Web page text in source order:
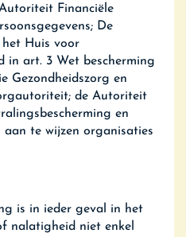
Financiële
De
het Huis voor
in art. 3 Wet bescherming
Gezondheidszorg en
de Autoriteit
en
te wijzen organisaties
is in ieder geval in het
nalatigheid niet enkel